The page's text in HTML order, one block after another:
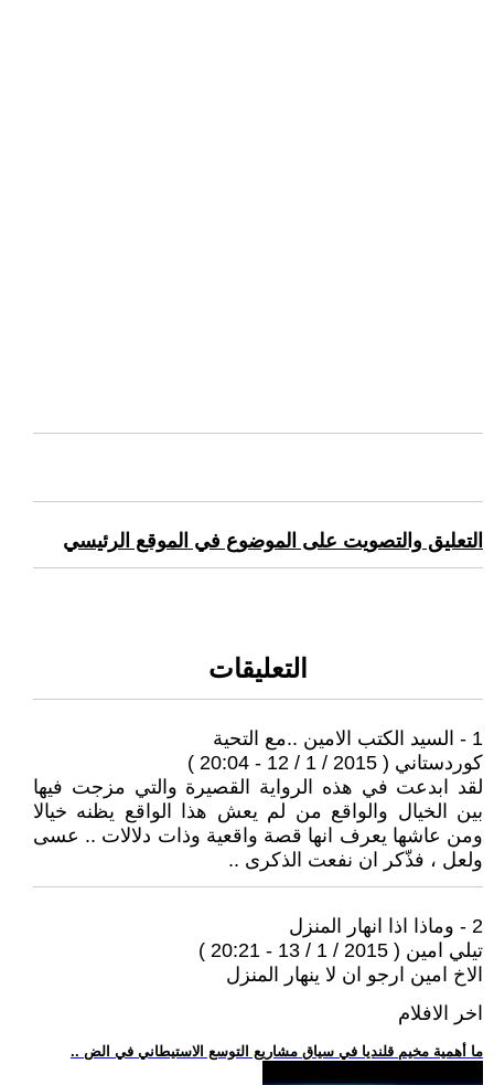
التعليق والتصويت على الموضوع في الموقع الرئيسي
التعليقات
1 - السيد الكتب الامين ..مع التحية
كوردستاني ( 2015 / 1 / 12 - 20:04 )
لقد ابدعت في هذه الرواية القصيرة والتي مزجت فيها
بين الخيال والواقع من لم يعش هذا الواقع يظنه خيالا
ومن عاشها يعرف انها قصة واقعية وذات دلالات .. عسى
ولعل ، فذّكر ان نفعت الذكرى ..
2 - وماذا اذا انهار المنزل
تيلي امين ( 2015 / 1 / 13 - 20:21 )
الاخ امين ارجو ان لا ينهار المنزل
اخر الافلام
.. ما أهمية مخيم قلنديا في سياق مشاريع التوسع الاستيطاني في الض